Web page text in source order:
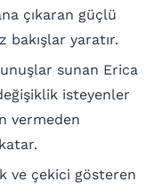
çıkaran güçlü
yaratır.
sunan Erica
isteyenler
vermeden
ve çekici gösteren